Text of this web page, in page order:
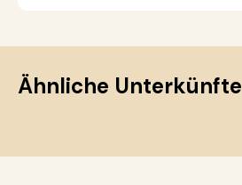
Ähnliche Unterkünfte